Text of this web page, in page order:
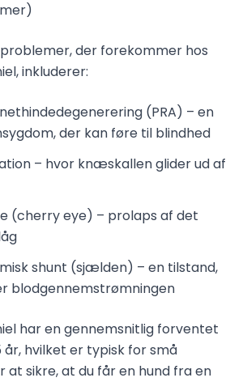
der forekommer hos
inkluderer:
(PRA) – en
der kan føre til blindhed
– hvor knæskallen glider ud af
(cherry eye) – prolaps af det
shunt (sjælden) – en tilstand,
blodgennemstrømningen
har en gennemsnitlig forventet
år, hvilket er typisk for små
at sikre, at du får en hund fra en